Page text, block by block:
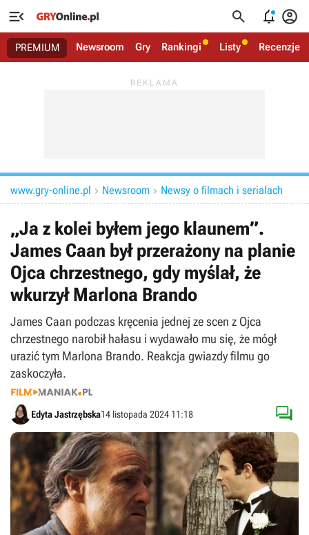
   
PREMIUM Newsroom Gry Rankingi Listy Recenzje
www.gry-online.pl  Newsroom  Newsy o filmach i serialach
„Ja z kolei byłem jego klaunem”.
James Caan był przerażony na planie
Ojca chrzestnego, gdy myślał, że
wkurzył Marlona Brando
James Caan podczas kręcenia jednej ze scen z Ojca
chrzestnego narobił hałasu i wydawało mu się, że mógł
urazić tym Marlona Brando. Reakcja gwiazdy filmu go
zaskoczyła.
Edyta Jastrzębska14 listopada 2024 11:18 